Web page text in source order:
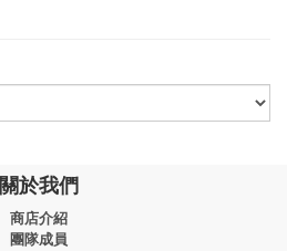
關於我們
商店介紹
團隊成員